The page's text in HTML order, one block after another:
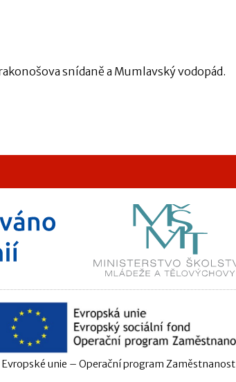
snídaně a Mumlavský vodopád.
Evropské unie – Operační program Zaměstnanost